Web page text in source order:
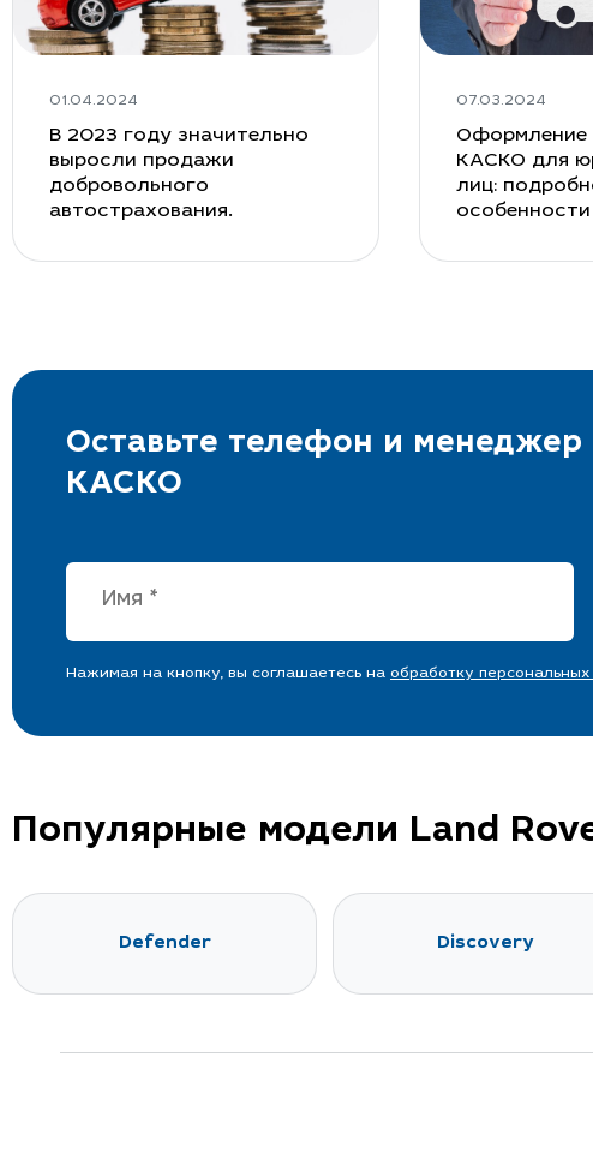
01.04.2024
В 2023 году значительно
выросли продажи
добровольного
автострахования.
07.03.2024
Оформление
КАСКО для
лиц:
Оставьте телефон и
КАСКО
Нажимая на кнопку, вы соглашаетесь на обработку
Популярные модели Land
Defender Discovery